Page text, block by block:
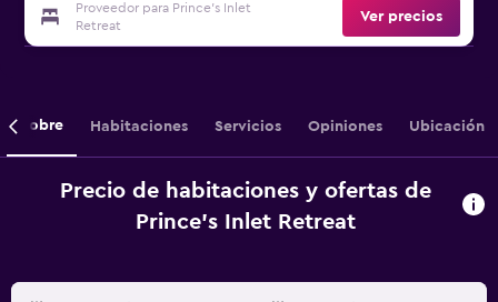
Proveedor para Prince's Inlet
Retreat
Ver precios
Sobre Habitaciones Servicios Opiniones Ubicación
Precio de habitaciones y ofertas de
Prince's Inlet Retreat